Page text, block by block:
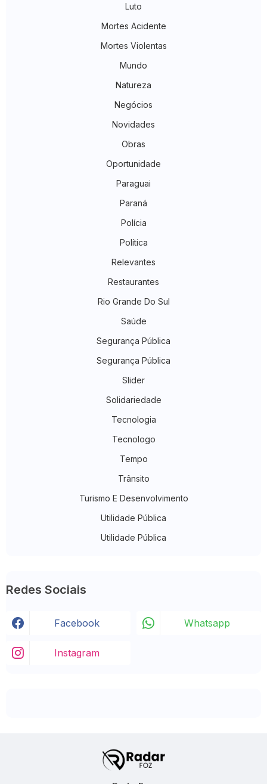
Luto
Mortes Acidente
Mortes Violentas
Mundo
Natureza
Negócios
Novidades
Obras
Oportunidade
Paraguai
Paraná
Polícia
Política
Relevantes
Restaurantes
Rio Grande Do Sul
Saúde
Segurança Pública
Segurança Pública
Slider
Solidariedade
Tecnologia
Tecnologo
Tempo
Trânsito
Turismo E Desenvolvimento
Utilidade Pública
Utilidade Pública
Redes Sociais
Facebook Whatsapp
Instagram